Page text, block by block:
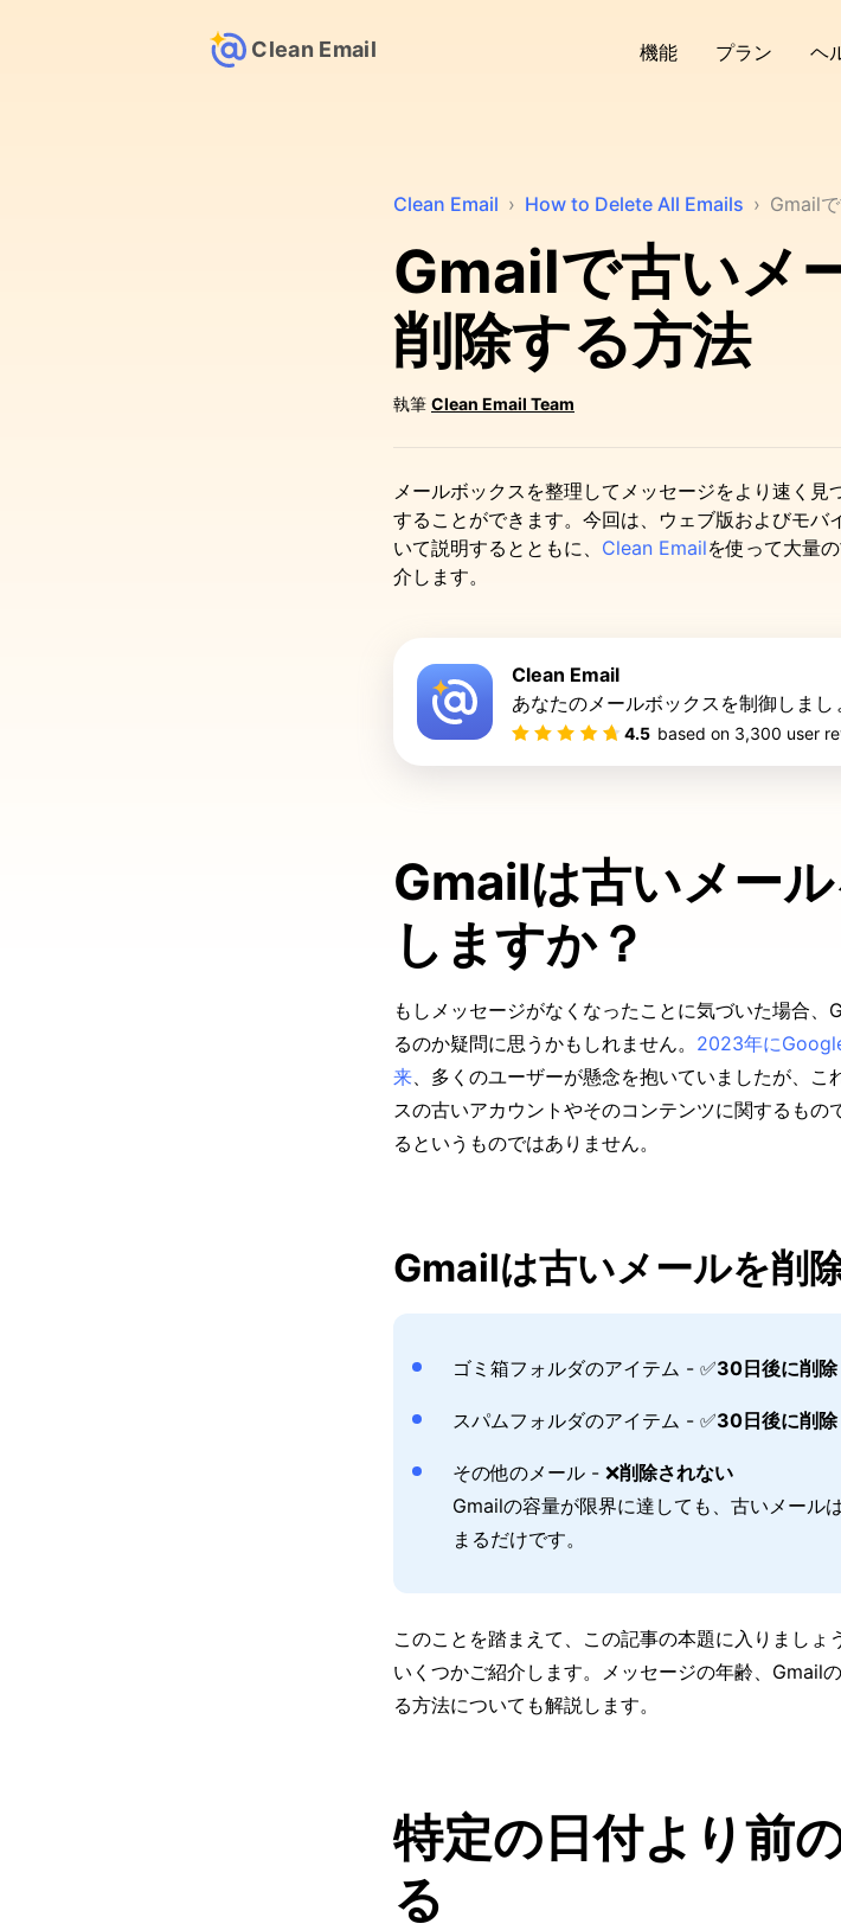
Clean Email 機能 プラン ヘ
Clean Email › How to Delete All Emails › Gmail
Gmailで古いメ
削除する方法
執筆 Clean Email Team
メールボックスを整理してメッセージをより速く
することができます。今回は、ウェブ版およびモ
いて説明するとともに、 Clean Emailを使って大量
介します。
Clean Email
あなたのメールボックスを制御しまし
4.5 based on 3,300 user
Gmailは古いメー
しますか？
もしメッセージがなくなったことに気づいた場合
るのか疑問に思うかもしれません。 2023年に
来、多くのユーザーが懸念を抱いていましたが、
スの古いアカウントやそのコンテンツに関するも
るというものではありません。
Gmailは古いメールを削
ゴミ箱フォルダのアイテム - ✅30日後に削除
スパムフォルダのアイテム - ✅30日後に削除
その他のメール - ❌削除されない
Gmailの容量が限界に達しても、古いメール
まるだけです。
このことを踏まえて、この記事の本題に入りまし
いくつかご紹介します。メッセージの年齢、Gmail
る方法についても解説します。
特定の日付より前
る